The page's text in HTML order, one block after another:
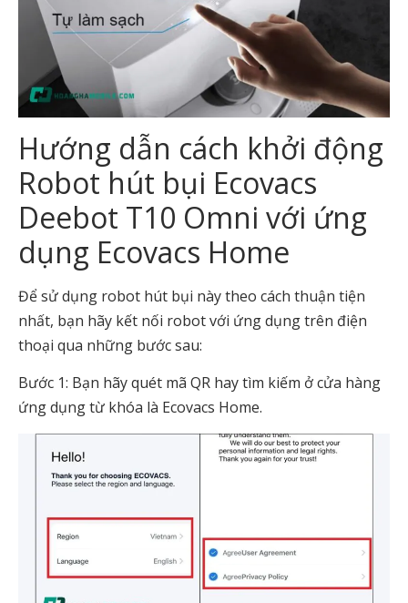
Hướng dẫn cách khởi động
Robot hút bụi Ecovacs
Deebot T10 Omni với ứng
dụng Ecovacs Home
Để sử dụng robot hút bụi này theo cách thuận tiện
nhất, bạn hãy kết nối robot với ứng dụng trên điện
thoại qua những bước sau:
Bước 1: Bạn hãy quét mã QR hay tìm kiếm ở cửa hàng
ứng dụng từ khóa là Ecovacs Home.